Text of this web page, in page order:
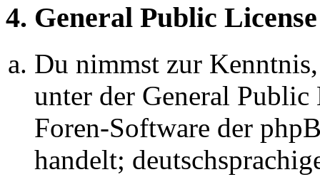
4. General Public License
Du nimmst zur
unter der General
Foren-Software der
handelt;